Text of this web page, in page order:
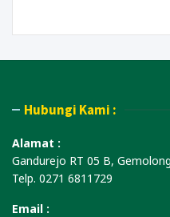
Hubungi Kami :
Alamat :
Gandurejo RT 05 B,
Telp. 0271 6811729
Email :